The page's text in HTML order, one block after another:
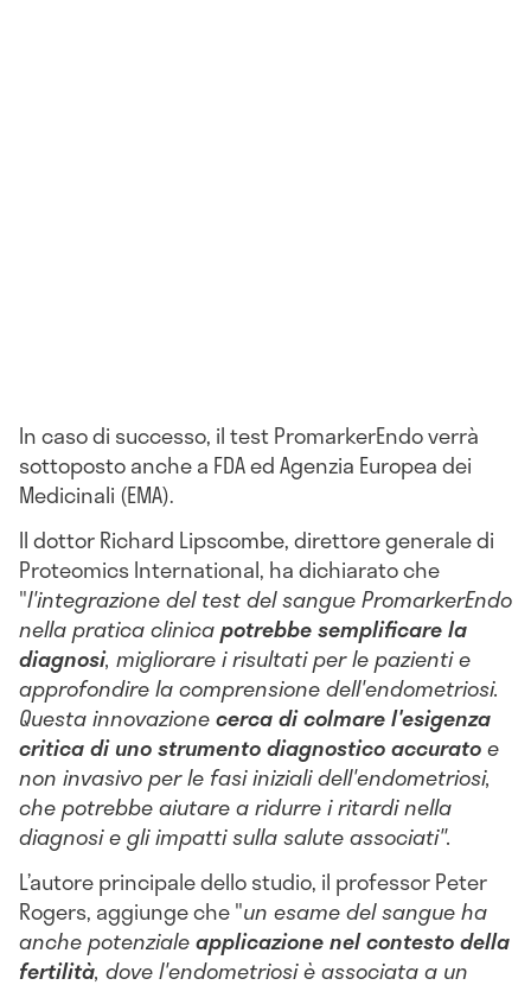
In caso di successo, il test PromarkerEndo verrà
sottoposto anche a FDA ed Agenzia Europea dei
Medicinali (EMA).
Il dottor Richard Lipscombe, direttore generale di
Proteomics International, ha dichiarato che
"l'integrazione del test del sangue PromarkerEndo
nella pratica clinicapotrebbe semplificare la
diagnosi, migliorare i risultati per le pazienti e
approfondire la comprensione dell'endometriosi.
Questa innovazionecerca di colmare l'esigenza
critica di uno strumento diagnostico accuratoe
non invasivo per le fasi iniziali dell'endometriosi,
che potrebbe aiutare a ridurre i ritardi nella
diagnosi e gli impatti sulla salute associati".
L’autore principale dello studio, il professor Peter
Rogers, aggiunge che "un esame del sangue ha
anche potenzialeapplicazione nel contesto della
fertilità, dove l'endometriosi è associata a un